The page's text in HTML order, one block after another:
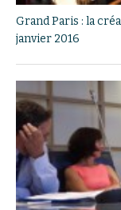
Grand Paris : la
janvier 2016